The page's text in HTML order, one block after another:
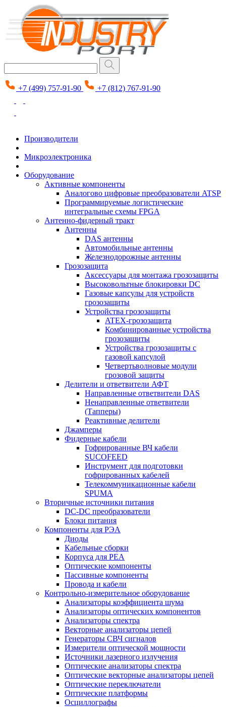
+7 (499) 757-91-90 +7 (812) 767-91-90
Производители
Микроэлектроника
Оборудование
Активные компоненты
Аналогово цифровые преобразователи ATSP
Программируемые логистические
интегральные схемы FPGA
Антенно-фидерный тракт
Антенны
DAS антенны
Автомобильные антенны
Железнодорожные антенны
Грозозащита
Аксессуары для монтажа грозозащиты
Высоковольтные блокировки DC
Газовые капсулы для устройств
грозозащиты
Устройства грозозащиты
ATEX-грозозащита
Комбинированные устройства
грозозащиты
Устройства грозозащиты с
газовой капсулой
Четвертьволновые модули
грозовой защиты
Делители и ответвители АФТ
Направленные ответвители DAS
Ненаправленные ответвители
(Тапперы)
Реактивные делители
Джамперы
Фидерные кабели
Гофрированные ВЧ кабели
SUCOFEED
Инструмент для подготовки
гофрированных кабелей
Телекоммуникационные кабели
SPUMA
Вторичные источники питания
DC-DC преобразователи
Блоки питания
Компоненты для РЭА
Диоды
Кабельные сборки
Корпуса для РЕА
Оптические компоненты
Пассивные компоненты
Провода и кабели
Контрольно-измерительное оборудование
Анализаторы коэффициента шума
Анализаторы оптических компонентов
Анализаторы спектра
Векторные анализаторы цепей
Генераторы СВЧ сигналов
Измерители оптической мощности
Источники лазерного излучения
Оптические анализаторы спектра
Оптические векторные анализаторы цепей
Оптические переключатели
Оптические платформы
Осциллографы